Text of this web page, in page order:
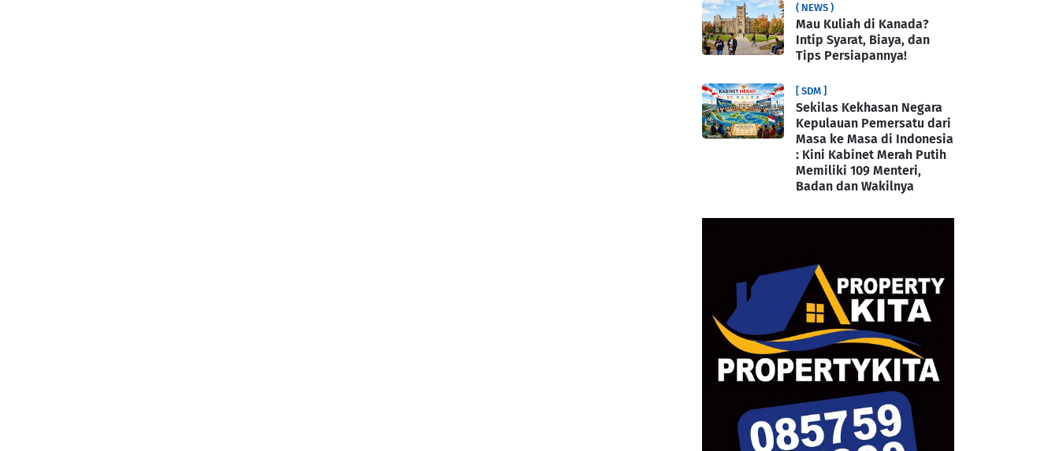
( NEWS )
Mau Kuliah di Kanada?
Intip Syarat, Biaya, dan
Tips Persiapannya!
[ SDM ]
Sekilas Kekhasan Negara
Kepulauan Pemersatu dari
Masa ke Masa di Indonesia
: Kini Kabinet Merah Putih
Memiliki 109 Menteri,
Badan dan Wakilnya